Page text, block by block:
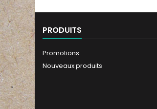
PRODUITS
Promotions
Nouveaux produits